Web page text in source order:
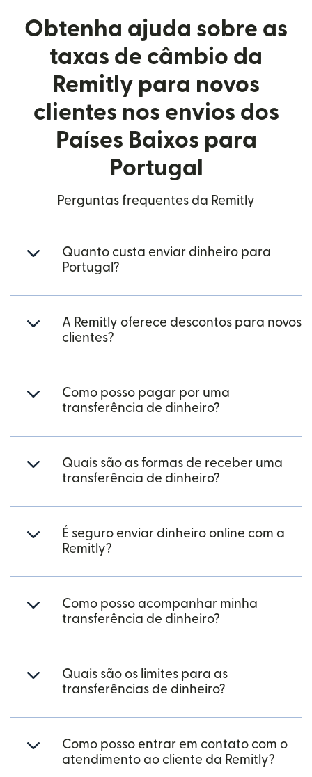
Obtenha ajuda sobre as
taxas de câmbio da
Remitly para novos
clientes nos envios dos
Países Baixos para
Portugal
Perguntas frequentes da Remitly
Quanto custa enviar dinheiro para
Portugal?
A Remitly oferece descontos para novos
clientes?
Como posso pagar por uma
transferência de dinheiro?
Quais são as formas de receber uma
transferência de dinheiro?
É seguro enviar dinheiro online com a
Remitly?
Como posso acompanhar minha
transferência de dinheiro?
Quais são os limites para as
transferências de dinheiro?
Como posso entrar em contato com o
atendimento ao cliente da Remitly?